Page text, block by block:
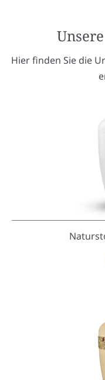
Hier finden Sie die